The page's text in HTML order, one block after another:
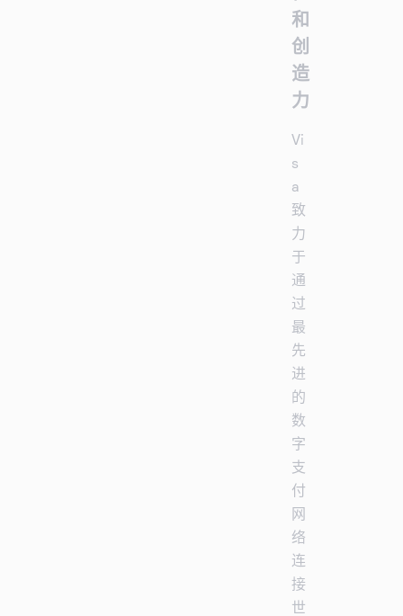
和
创
造
力
Vi
s
a
致
力
于
通
过
最
先
进
的
数
字
支
付
网
络
连
接
世